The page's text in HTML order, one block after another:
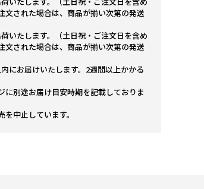
文された場合は、商品が揃い次第の発送
いたします。（土日祝・ご注文日を含め
文された場合は、商品が揃い次第の発送
にお届けいたします。2週間以上かかる
に別途お届け目安時期を記載しておりま
中止しています。